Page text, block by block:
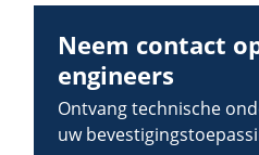
Neem contact
engineers
Ontvang technische
uw